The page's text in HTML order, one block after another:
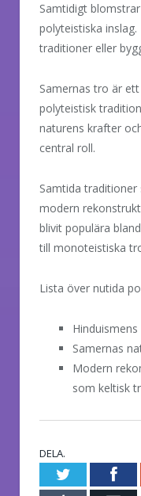
Samtidigt
polyteistiska
traditioner eller
Samernas tro är
polyteistisk
naturens krafter
central roll.
Samtida
modern
blivit populära
till monoteistiska
Lista över nutida
Samernas
Modern
som keltisk
DELA.
Twitter